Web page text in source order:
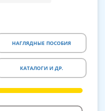
НАГЛЯДНЫЕ ПОСОБИЯ
КАТАЛОГИ И ДР.